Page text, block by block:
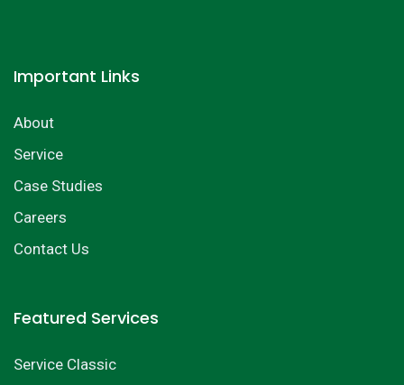
Important Links
About
Service
Case Studies
Careers
Contact Us
Featured Services
Service Classic